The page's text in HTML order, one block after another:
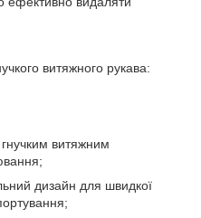
витяжного рукава:
витяжним
дизайн для швидкої